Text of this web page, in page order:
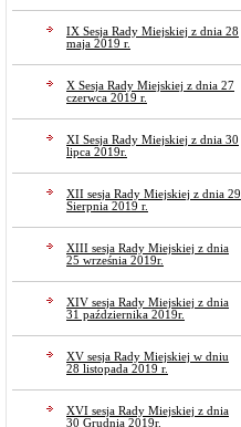
IX Sesja Rady Miejskiej z dnia 28
maja 2019 r.
X Sesja Rady Miejskiej z dnia 27
czerwca 2019 r.
XI Sesja Rady Miejskiej z dnia 30
lipca 2019r.
XII sesja Rady Miejskiej z dnia 29
Sierpnia 2019 r.
XIII sesja Rady Miejskiej z dnia
25 września 2019r.
XIV sesja Rady Miejskiej z dnia
31 października 2019r.
XV sesja Rady Miejskiej w dniu
28 listopada 2019 r.
XVI sesja Rady Miejskiej z dnia
30 Grudnia 2019r.